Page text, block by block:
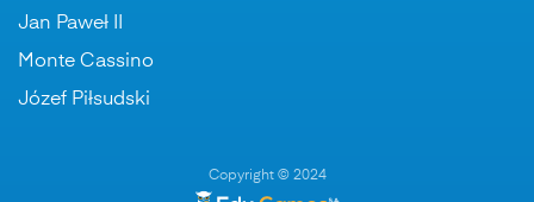
Jan Paweł II
Monte Cassino
Józef Piłsudski
Copyright © 2024